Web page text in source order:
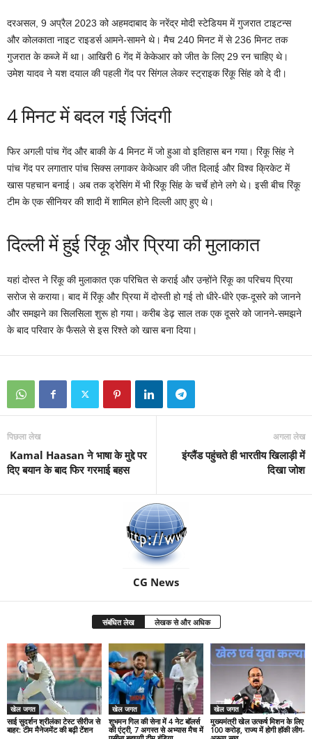
दरअसल, 9 अप्रैल 2023 को अहमदाबाद के नरेंद्र मोदी स्टेडियम में गुजरात टाइटन्स
और कोलकाता नाइट राइडर्स आमने-सामने थे। मैच 240 मिनट में से 236 मिनट तक
गुजरात के कब्जे में था। आखिरी 6 गेंद में केकेआर को जीत के लिए 29 रन चाहिए थे।
उमेश यादव ने यश दयाल की पहली गेंद पर सिंगल लेकर स्ट्राइक रिंकू सिंह को दे दी।
4 मिनट में बदल गई जिंदगी
फिर अगली पांच गेंद और बाकी के 4 मिनट में जो हुआ वो इतिहास बन गया। रिंकू सिंह ने
पांच गेंद पर लगातार पांच सिक्स लगाकर केकेआर की जीत दिलाई और विश्व क्रिकेट में
खास पहचान बनाई। अब तक ड्रेसिंग में भी रिंकू सिंह के चर्चे होने लगे थे। इसी बीच रिंकू
टीम के एक सीनियर की शादी में शामिल होने दिल्ली आए हुए थे।
दिल्ली में हुई रिंकू और प्रिया की मुलाकात
यहां दोस्त ने रिंकू की मुलाकात एक परिचित से कराई और उन्होंने रिंकू का परिचय प्रिया
सरोज से कराया। बाद में रिंकू और प्रिया में दोस्ती हो गई तो धीरे-धीरे एक-दूसरे को जानने
और समझने का सिलसिला शुरू हो गया। करीब डेढ़ साल तक एक दूसरे को जानने-समझने
के बाद परिवार के फैसले से इस रिश्ते को खास बना दिया।
पिछला लेख
Kamal Haasan ने भाषा के मुद्दे पर
दिए बयान के बाद फिर गरमाई बहस
अगला लेख
इंग्लैंड पहुंचते ही भारतीय खिलाड़ी में
दिखा जोश
CG News
संबंधित लेख लेखक से और अधिक
खेल जगत
साई सुदर्शन श्रीलंका टेस्ट सीरीज से
बाहर: टीम मैनेजमेंट की बढ़ी टेंशन
खेल जगत
शुभमन गिल की सेना में 4 नेट बॉलर्स
की एंट्री, 7 अगस्त से अभ्यास मैच में
खेल जगत
मुख्यमंत्री खेल उत्कर्ष मिशन के लिए
100 करोड़, राज्य में होगी हॉकी लीग-